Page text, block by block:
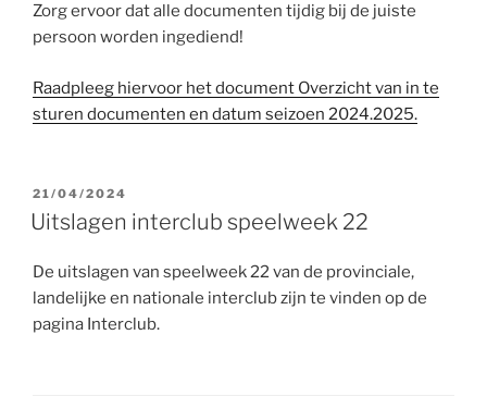
Zorg ervoor dat alle documenten tijdig bij de juiste
persoon worden ingediend!
Raadpleeg hiervoor het document Overzicht van in te
sturen documenten en datum seizoen 2024.2025.
GEPLAATST
OP
21/04/2024
Uitslagen interclub speelweek 22
De uitslagen van speelweek 22 van de provinciale,
landelijke en nationale interclub zijn te vinden op de
pagina Interclub.